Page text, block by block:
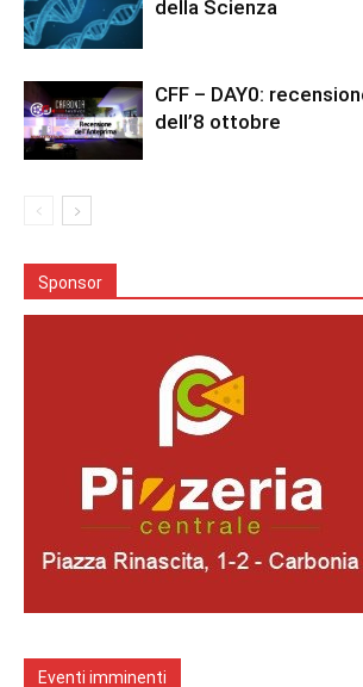
della Scienza
CFF – DAY0:
dell’8 ottobre
Sponsor
Eventi imminenti